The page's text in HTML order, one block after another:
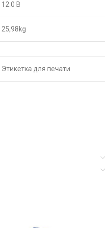
12.0 В
25,98kg
Этикетка для печати